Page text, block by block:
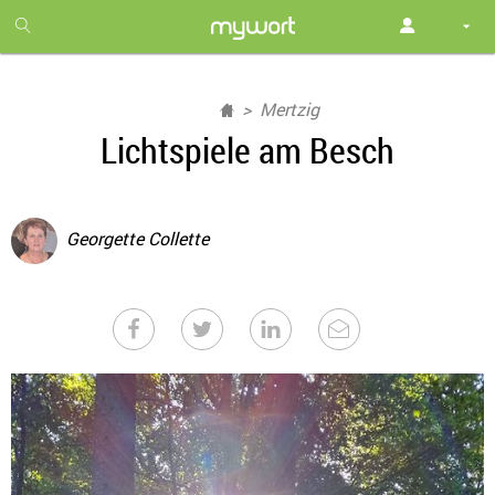
month
free
Mertzig
Lichtspiele am Besch
Georgette Collette